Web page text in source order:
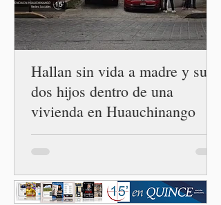
los ecosistemas forestales.
Durante la Mañanera del
Pueblo, a través de un
Hallan sin vida a madre y sus
dos hijos dentro de una
vivienda en Huauchinango